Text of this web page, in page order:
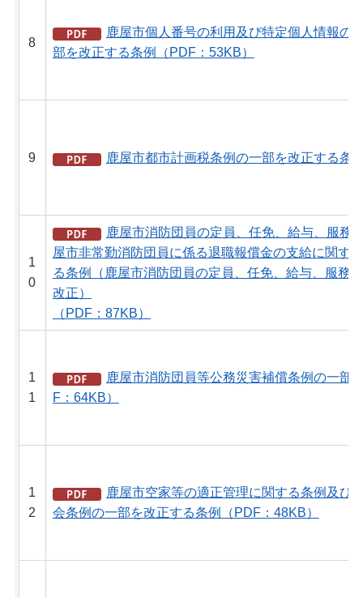
8
鹿屋市個人番号の利用及び特定個人情報の
部を改正する条例（PDF：53KB）
9 鹿屋市都市計画税条例の一部を改正する条
1
0
鹿屋市消防団員の定員、任免、給与、服務
屋市非常勤消防団員に係る退職報償金の支給に関す
る条例（鹿屋市消防団員の定員、任免、給与、服務
改正）
（PDF：87KB）
1
1
鹿屋市消防団員等公務災害補償条例の一部
F：64KB）
1
2
鹿屋市空家等の適正管理に関する条例及び
会条例の一部を改正する条例（PDF：48KB）